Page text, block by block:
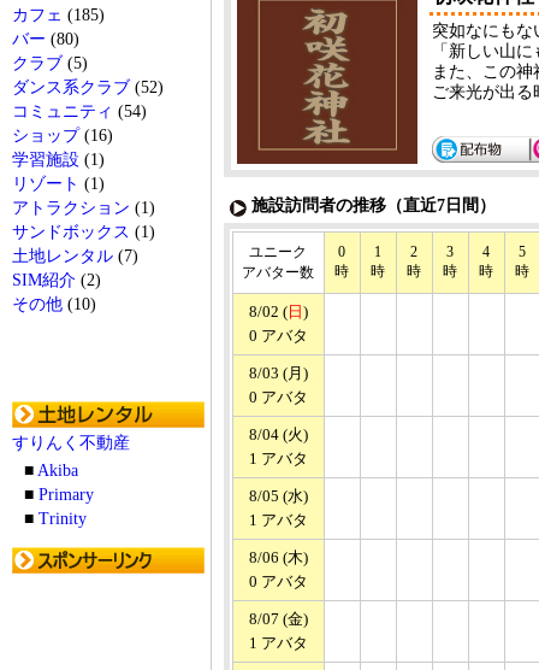
カフェ (185)
バー (80)
クラブ (5)
ダンス系クラブ (52)
コミュニティ (54)
ショップ(16)
学習施設 (1)
リゾート (1)
アトラクション (1)
サンドボックス (1)
土地レンタル (7)
SIM紹介 (2)
その他 (10)
すりんく不動産
■ Akiba
■ Primary
■ Trinity
突如なにもな
「新しい山
また、この
ご来光が出る
施設訪問者の推移（直近7日間）
ユニーク
アバター数
0
時
1
時
2
時
3
時
4
時
5
時
8/02 ( 日 )
0 アバタ
8/03 (月)
0 アバタ
8/04 (火)
1 アバタ
8/05 (水)
1 アバタ
8/06 (木)
0 アバタ
8/07 (金)
1 アバタ